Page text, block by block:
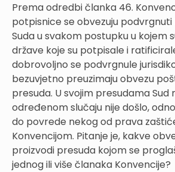
Prema odredbi članka 46.
potpisnice se obvezuju
Suda u svakom postupku u kojem
države koje su potpisale i
dobrovoljno se podvrgnule
bezuvjetno preuzimaju obvezu
presuda. U svojim presudama Sud
određenom slučaju nije došlo,
do povrede nekog od prava
Konvencijom. Pitanje je, kakve
proizvodi presuda kojom se
jednog ili više članaka Konvencije?